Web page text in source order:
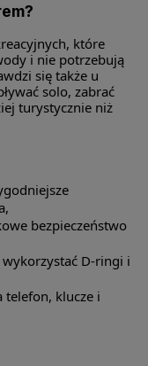
które
i nie potrzebują
się także u
solo, zabrać
turystycznie niż
bezpieczeństwo
wykorzystać D-ringi i
telefon, klucze i